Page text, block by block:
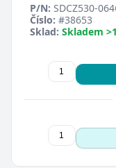
P/N: SDCZ530-
Číslo: #38653
Sklad: Skladem